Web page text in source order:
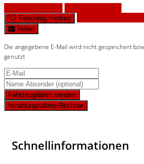
Fahrzeug merken
Teilen
Die angegebene E-Mail wird nicht gespeichert
genutzt
Fahrzeugdaten senden
Inzahlungnahme-Rechner
Schnellinformationen